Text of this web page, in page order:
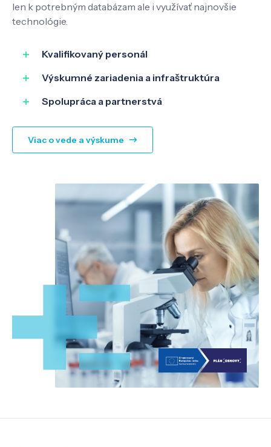
Kontakt
len k potrebným databázam ale i využívať najnovšie
technológie.
Kvalifikovaný personál
Výskumné zariadenia a infraštruktúra
Spolupráca a partnerstvá
Viac o vede a výskume